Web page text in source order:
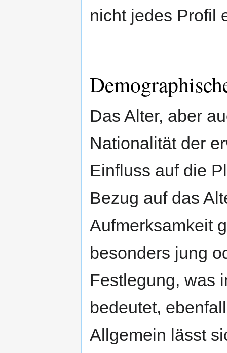
nicht jedes Profil
Das Alter, aber
Nationalität der
Einfluss auf die
Bezug auf das
Aufmerksamkeit
besonders jung
Festlegung, was
bedeutet,
Allgemein lässt